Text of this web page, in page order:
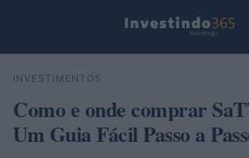
Buscar
INVESTIMENTOS
Como e onde comprar
Um Guia Fácil Passo a